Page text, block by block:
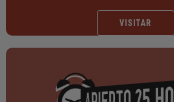
VISITAR